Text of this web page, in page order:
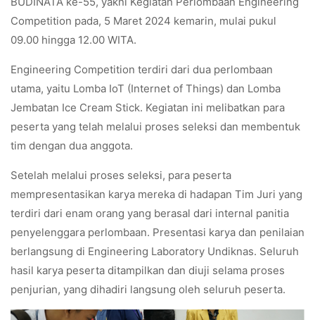
Competition pada, 5 Maret 2024 kemarin, mulai pukul
09.00 hingga 12.00 WITA.
Engineering Competition terdiri dari dua perlombaan
utama, yaitu Lomba IoT (Internet of Things) dan Lomba
Jembatan Ice Cream Stick. Kegiatan ini melibatkan para
peserta yang telah melalui proses seleksi dan membentuk
tim dengan dua anggota.
Setelah melalui proses seleksi, para peserta
mempresentasikan karya mereka di hadapan Tim Juri yang
terdiri dari enam orang yang berasal dari internal panitia
penyelenggara perlombaan. Presentasi karya dan penilaian
berlangsung di Engineering Laboratory Undiknas. Seluruh
hasil karya peserta ditampilkan dan diuji selama proses
penjurian, yang dihadiri langsung oleh seluruh peserta.